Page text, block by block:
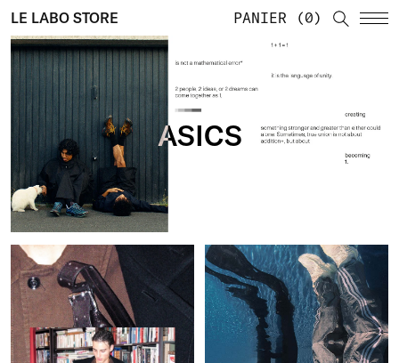
LE LABO STORE PANIER 0
ASICS